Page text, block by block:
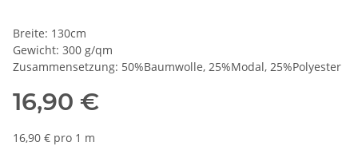
Breite: 130cm
Gewicht: 300 g/qm
Zusammensetzung: 50%Baumwolle, 25%Modal, 25%Polyester
16,90 €
16,90 € pro 1 m